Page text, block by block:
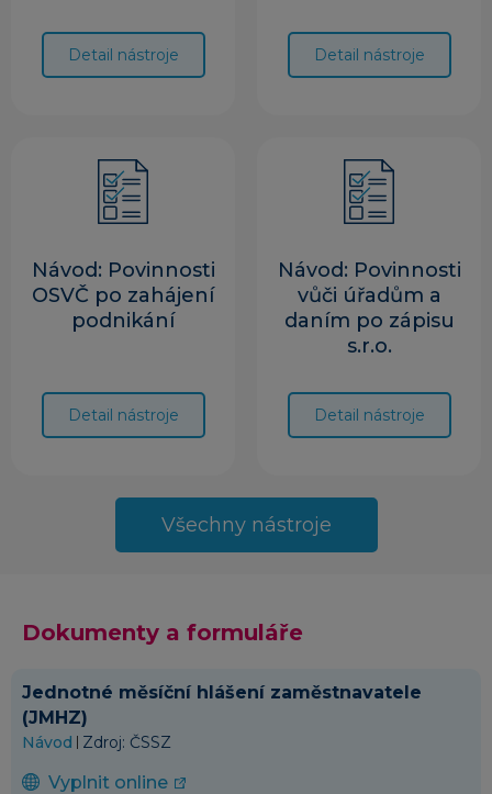
Detail nástroje Detail nástroje
Návod: Povinnosti
OSVČ po zahájení
podnikání
Detail nástroje
Návod: Povinnosti
vůči úřadům a
daním po zápisu
s.r.o.
Detail nástroje
Všechny nástroje
Dokumenty a formuláře
Jednotné měsíční hlášení zaměstnavatele
(JMHZ)
Návod Zdroj: ČSSZ
Vyplnit online